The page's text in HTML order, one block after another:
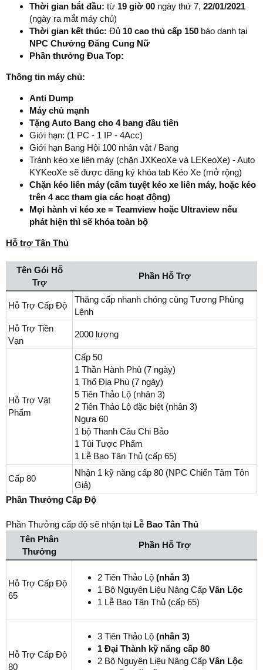
Thời gian bắt đầu: từ 19 giờ 00 ngày thứ 7, 22/01/2021
(ngày ra mắt máy chủ)
Thời gian kết thúc: Đủ 10 cao thủ cấp 150 báo danh tại
NPC Chưởng Đăng Cung Nữ
Phần thưởng Đua Top:
Thông tin máy chủ:
Anti Dump
Máy chủ mạnh
Tặng Auto Bang cho 4 bang đầu tiên
Giới hạn: (1 PC - 1 IP - 4Acc)
Giới hạn Bang Hội 100 nhân vật / Bang
Tránh kéo xe liên máy (chặn JXKeoXe và LEKeoXe) - Auto
KYKeoXe sẽ được đăng ký khóa tab Kéo Xe (mở rộng)
Chặn kéo liên máy (cấm tuyệt kéo xe liên máy, hoặc kéo
trên 4 acc tham gia các hoạt động)
Mọi hành vi kéo xe = Teamview hoặc Ultraview nếu
phát hiện thì sẽ khóa toàn bộ
Hỗ trợ Tân Thủ
Tên Gói Hỗ
Trợ
Phần Hỗ Trợ
Hỗ Trợ Cấp Độ
Thăng cấp nhanh chóng cùng Tương Phùng
Lệnh
Hỗ Trợ Tiền
Vạn
2000 lượng
Hỗ Trợ Vật
Phẩm
Cấp 50
1 Thần Hành Phù (7 ngày)
1 Thổ Địa Phù (7 ngày)
5 Tiên Thảo Lộ (nhân 3)
2 Tiên Thảo Lộ đặc biệt (nhân 3)
Ngựa 60
1 bộ Thanh Câu Chi Bảo
1 Túi Tược Phẩm
1 Lễ Bao Tân Thủ (cấp 65)
Cấp 80
Nhận 1 kỹ năng cấp 80 (NPC Chiến Tâm Tôn
Giả)
Phần Thưởng Cấp Độ
Phần Thưởng cấp độ sẽ nhận tại Lễ Bao Tân Thủ
Tên Phân
Thưởng
Phần Hỗ Trợ
Hỗ Trợ Cấp Độ
65
2 Tiên Thảo Lộ (nhân 3)
1 Bộ Nguyên Liệu Nâng Cấp Vân Lộc
1 Lễ Bao Tân Thủ (cấp 65)
Hỗ Trợ Cấp Độ
80
3 Tiên Thảo Lộ (nhân 3)
1 Đại Thành kỹ năng cấp 80
2 Bộ Nguyên Liệu Nâng Cấp Vân Lộc